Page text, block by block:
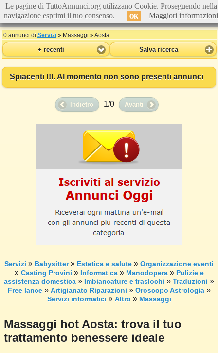
0 annunci di Servizi » Massaggi » Aosta
+ recenti Salva ricerca
Spiacenti !!!. Al momento non sono presenti annunci
Indietro 1/0 Avanti
Servizi » Babysitter» Estetica e salute » Organizzazione eventi
» Casting Provini » Informatica» Manodopera» Pulizie e
assistenza domestica » Imbiancature e traslochi » Traduzioni »
Free lance» Artigianato Riparazioni » Oroscopo Astrologia»
Servizi informatici » Altro » Massaggi
Massaggi hot Aosta: trova il tuo
trattamento benessere ideale
Le pagine di TuttoAnnunci.org utilizzano Cookie. Proseguendo nella
navigazione esprimi il tuo consenso.
OK Maggiori informazioni